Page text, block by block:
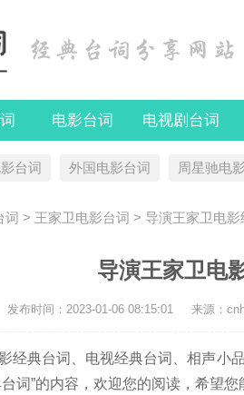
电影台词 电视剧台词
台词 外国电影台词 周星驰电
词 > 王家卫电影台词 > 导演王家卫电影
导演王家卫电
发布时间： 2023-01-06 08:15:01 来源：
典台词、电视经典台词、相声小
词”的内容，欢迎您的阅读，希望您